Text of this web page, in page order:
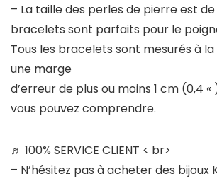
– La taille des perles de pierre est de
bracelets sont parfaits pour le
Tous les bracelets sont mesurés à la
une marge
d’erreur de plus ou moins 1 cm (0,4 «
vous pouvez comprendre.
♬ 100% SERVICE CLIENT < br>
– N’hésitez pas à acheter des bijoux